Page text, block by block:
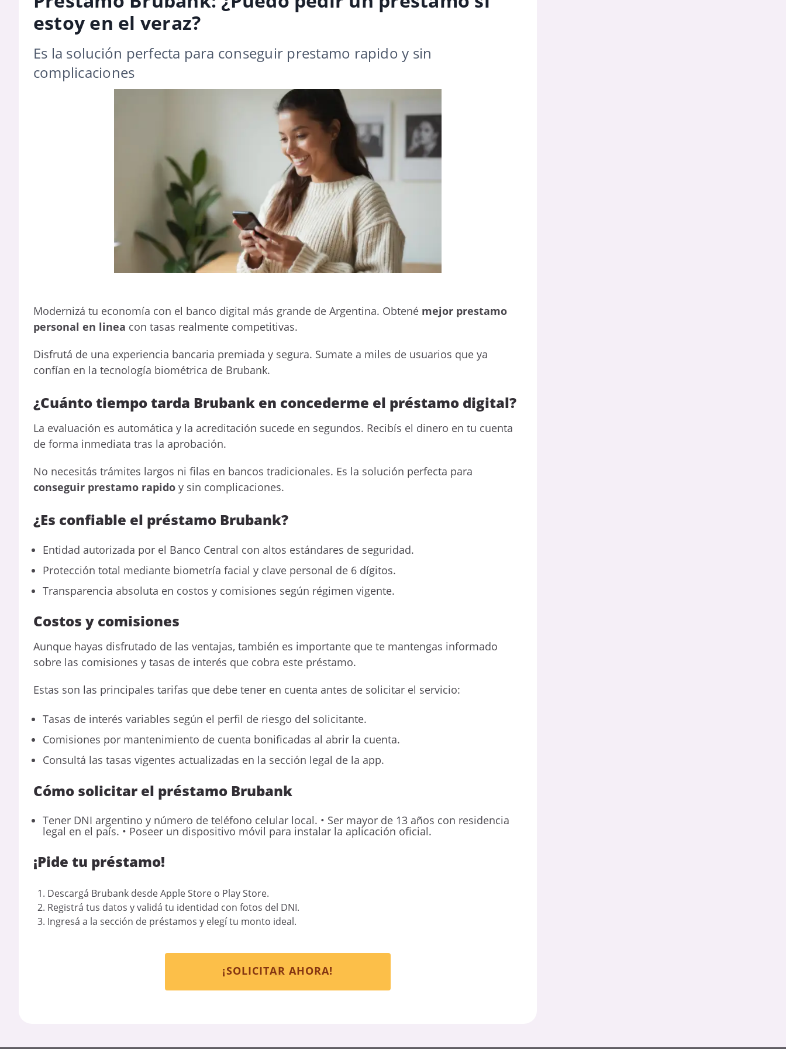
estoy en el veraz?
Es la solución perfecta para conseguir prestamo rapido y sin
complicaciones
Modernizá tu economía con el banco digital más grande de Argentina. Obtené mejor prestamo
personal en linea con tasas realmente competitivas.
Disfrutá de una experiencia bancaria premiada y segura. Sumate a miles de usuarios que ya
confían en la tecnología biométrica de Brubank.
¿Cuánto tiempo tarda Brubank en concederme el préstamo digital?
La evaluación es automática y la acreditación sucede en segundos. Recibís el dinero en tu cuenta
de forma inmediata tras la aprobación.
No necesitás trámites largos ni filas en bancos tradicionales. Es la solución perfecta para
conseguir prestamo rapido y sin complicaciones.
¿Es confiable el préstamo Brubank?
Entidad autorizada por el Banco Central con altos estándares de seguridad.
Protección total mediante biometría facial y clave personal de 6 dígitos.
Transparencia absoluta en costos y comisiones según régimen vigente.
Costos y comisiones
Aunque hayas disfrutado de las ventajas, también es importante que te mantengas informado
sobre las comisiones y tasas de interés que cobra este préstamo.
Estas son las principales tarifas que debe tener en cuenta antes de solicitar el servicio:
Tasas de interés variables según el perfil de riesgo del solicitante.
Comisiones por mantenimiento de cuenta bonificadas al abrir la cuenta.
Consultá las tasas vigentes actualizadas en la sección legal de la app.
Cómo solicitar el préstamo Brubank
Tener DNI argentino y número de teléfono celular local. • Ser mayor de 13 años con residencia
legal en el país. • Poseer un dispositivo móvil para instalar la aplicación oficial.
¡Pide tu préstamo!
Descargá Brubank desde Apple Store o Play Store.
Registrá tus datos y validá tu identidad con fotos del DNI.
Ingresá a la sección de préstamos y elegí tu monto ideal.
¡SOLICITAR AHORA!